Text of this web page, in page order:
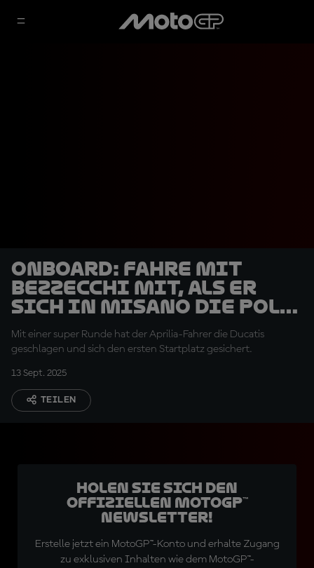
OnBoard: Fahre mit
Bezzecchi mit, als er
sich in Misano die Pole
holt
Mit einer super Runde hat der Aprilia-Fahrer die Ducatis
geschlagen und sich den ersten Startplatz gesichert.
13 Sept. 2025
TEILEN
Holen Sie sich den
offiziellen MotoGP™
Newsletter!
Erstelle jetzt ein MotoGP™-Konto und erhalte Zugang
zu exklusiven Inhalten wie dem MotoGP™-